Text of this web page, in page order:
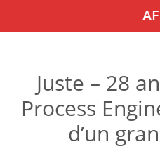
Juste – 28
Process
d’un